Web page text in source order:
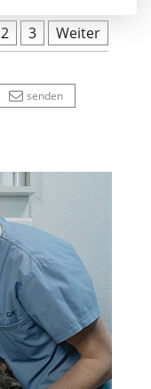
2 3 Weiter
senden